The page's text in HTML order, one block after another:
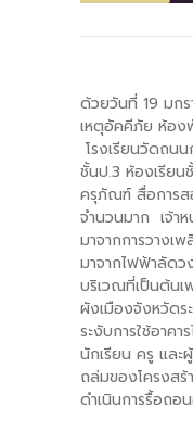
-- คณะอนุกร
-- ทีมงาน ส
ติดต่อเรา
ด้วยวันที่ 19 มกร
เหตุอัคคีภัย ห้อง
โรงเรียนวัดถน
ชั้นป.3 ห้องเรียน
ครุภัณฑ์ สื่อการส
จำนวนมาก เจ้า
มาจากการวางเ
มาจากไฟฟ้าลัดว
บริเวณที่เป็นต้นเ
ผังเมืองจังหวัดร
ระงับการใช้อาค
นักเรียน ครู และ
ถล่มของโครงสร้
ดำเนินการรื้อถอ